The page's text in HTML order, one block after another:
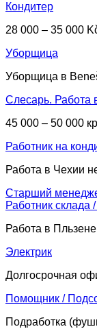
Кондитер
28 000 – 35 000
Уборщица
Уборщица в
Слесарь. Работа
45 000 – 50 000
Работник на
Работа в Чехии
Старший
Работник склада
Работа в
Электрик
Долгосрочная
Помощник /
Подработка